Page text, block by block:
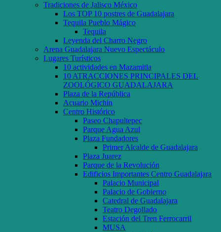
Tradiciones de Jalisco México
Los TOP 10 postres de Guadalajara
Tequila Pueblo Mágico
Tequila
Leyenda del Charro Negro
Arena Guadalajara Nuevo Espectáculo
Lugares Turísticos
10 actividades en Mazamitla
10 ATRACCIONES PRINCIPALES DEL
ZOOLÓGICO GUADALAJARA
Plaza de la República
Acuario Michin
Centro Histórico
Paseo Chapultepec
Parque Agua Azul
Plaza Fundadores
Primer Alcalde de Guadalajara
Plaza Juarez
Parque de la Revolución
Edificios Importantes Centro Guadalajara
Palacio Municipal
Palacio de Gobierno
Catedral de Guadalajara
Teatro Degollado
Estación del Tren Ferrocarril
MUSA